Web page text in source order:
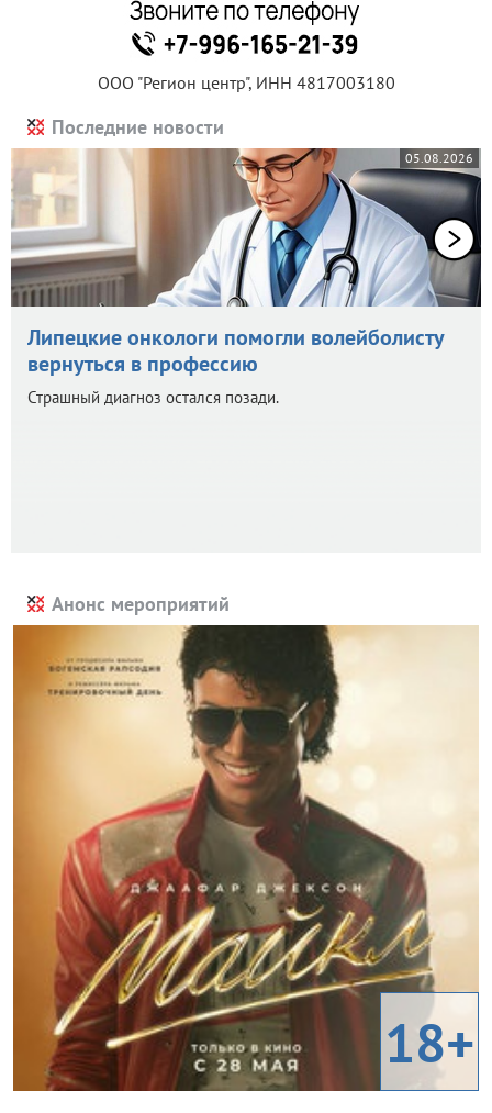
ООО "Регион центр", ИНН 4817003180
Последние новости
05.08.2026
Липецкие онкологи помогли волейболисту
вернуться в профессию
Страшный диагноз остался позади.
Анонс мероприятий
18+